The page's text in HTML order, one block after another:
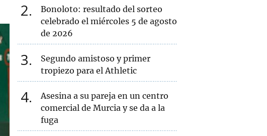
2
Bonoloto: resultado del sorteo
celebrado el miércoles 5 de agosto
de 2026
3
Segundo amistoso y primer
tropiezo para el Athletic
4
Asesina a su pareja en un centro
comercial de Murcia y se da a la
fuga